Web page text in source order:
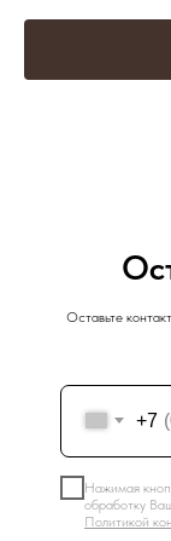
Оставьте
+7
Нажимая
обработку
Политикой